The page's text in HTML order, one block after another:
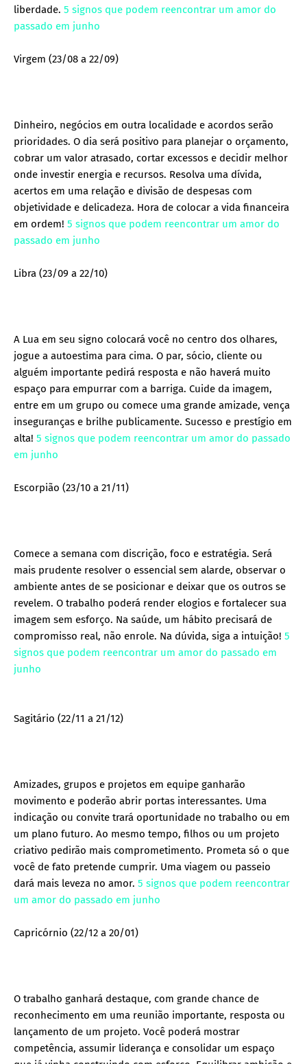
liberdade. 5 signos que podem reencontrar um amor do
passado em junho
Virgem (23/08 a 22/09)
Dinheiro, negócios em outra localidade e acordos serão
prioridades. O dia será positivo para planejar o orçamento,
cobrar um valor atrasado, cortar excessos e decidir melhor
onde investir energia e recursos. Resolva uma dívida,
acertos em uma relação e divisão de despesas com
objetividade e delicadeza. Hora de colocar a vida financeira
em ordem! 5 signos que podem reencontrar um amor do
passado em junho
Libra (23/09 a 22/10)
A Lua em seu signo colocará você no centro dos olhares,
jogue a autoestima para cima. O par, sócio, cliente ou
alguém importante pedirá resposta e não haverá muito
espaço para empurrar com a barriga. Cuide da imagem,
entre em um grupo ou comece uma grande amizade, vença
inseguranças e brilhe publicamente. Sucesso e prestígio em
alta! 5 signos que podem reencontrar um amor do passado
em junho
Escorpião (23/10 a 21/11)
Comece a semana com discrição, foco e estratégia. Será
mais prudente resolver o essencial sem alarde, observar o
ambiente antes de se posicionar e deixar que os outros se
revelem. O trabalho poderá render elogios e fortalecer sua
imagem sem esforço. Na saúde, um hábito precisará de
compromisso real, não enrole. Na dúvida, siga a intuição! 5
signos que podem reencontrar um amor do passado em
junho
Sagitário (22/11 a 21/12)
Amizades, grupos e projetos em equipe ganharão
movimento e poderão abrir portas interessantes. Uma
indicação ou convite trará oportunidade no trabalho ou em
um plano futuro. Ao mesmo tempo, filhos ou um projeto
criativo pedirão mais comprometimento. Prometa só o que
você de fato pretende cumprir. Uma viagem ou passeio
dará mais leveza no amor. 5 signos que podem reencontrar
um amor do passado em junho
Capricórnio (22/12 a 20/01)
O trabalho ganhará destaque, com grande chance de
reconhecimento em uma reunião importante, resposta ou
lançamento de um projeto. Você poderá mostrar
competência, assumir liderança e consolidar um espaço